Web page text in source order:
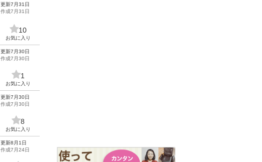
更新7月31日
作成7月31日
10
お気に入り
更新7月30日
作成7月30日
1
お気に入り
更新7月30日
作成7月30日
8
お気に入り
更新8月1日
作成7月24日